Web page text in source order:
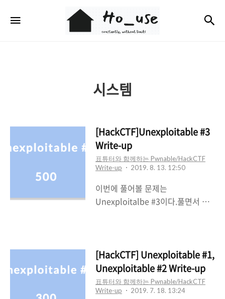
Ho_use
시스템
[HackCTF]Unexploitable #3
Write-up
표튜터와 함께하는 Pwnable/HackCTF
Write-up
2019. 8. 13. 12:50
이번에 풀어볼 문제는
Unexploitalbe #3이다.풀면서 들
다행이다.. ㅎㅎ 해당 바이너리는
NX가 걸려있고 Partial RELRO이
다.그러므로 .data, stack, heap 영
역에 실행권한이 없으며Got
[HackCTF] Unexploitable #1,
Unexploitable #2 Write-up
표튜터와 함께하는 Pwnable/HackCTF
Write-up
2019. 7. 18. 13:24